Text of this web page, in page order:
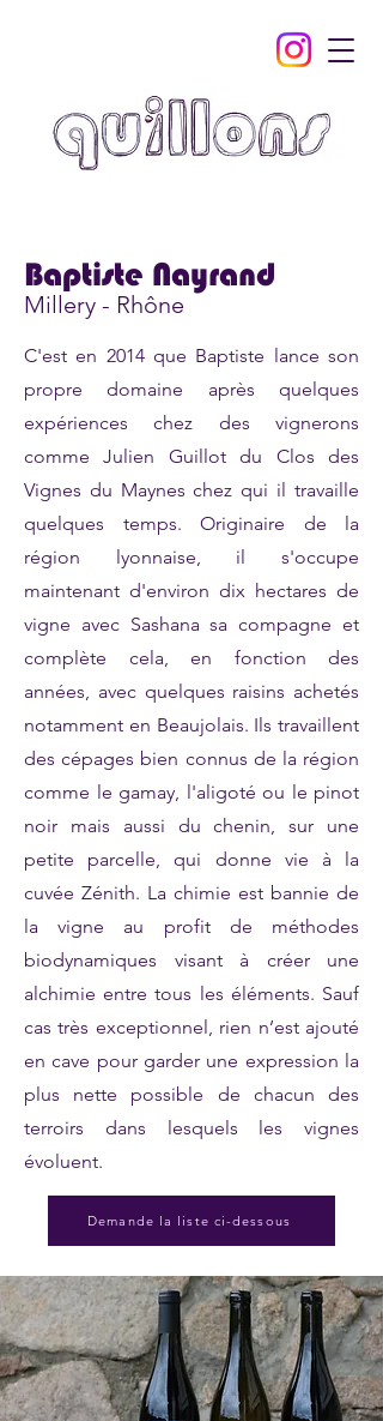
Baptiste Nayrand
Millery - Rhône
C'est en 2014 que Baptiste lance son
propre domaine après quelques
expériences chez des vignerons
comme Julien Guillot du Clos des
Vignes du Maynes chez qui il travaille
quelques temps. Originaire de la
région lyonnaise, il s'occupe
maintenant d'environ dix hectares de
vigne avec Sashana sa compagne et
complète cela, en fonction des
années, avec quelques raisins achetés
notamment en Beaujolais. Ils travaillent
des cépages bien connus de la région
comme le gamay, l'aligoté ou le pinot
noir mais aussi du chenin, sur une
petite parcelle, qui donne vie à la
cuvée Zénith. La chimie est bannie de
la vigne au profit de méthodes
biodynamiques visant à créer une
alchimie entre tous les éléments. Sauf
cas très exceptionnel, rien n’est ajouté
en cave pour garder une expression la
plus nette possible de chacun des
terroirs dans lesquels les vignes
évoluent.
Demande la liste ci-dessous